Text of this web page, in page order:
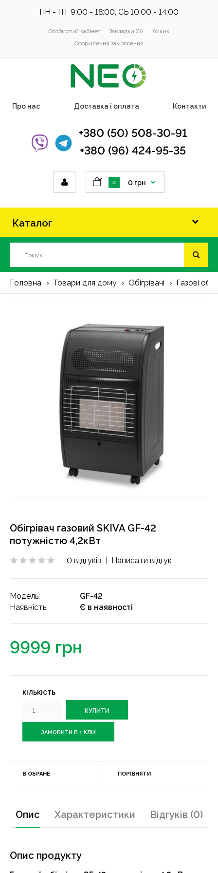
ПН - ПТ 9:00 - 18:00, СБ 10:00 - 14:00
Особистий кабінет Закладки (0)
Кошик
Оформлення замовлення
Про нас Доставка і оплата Контакти
+380 (50) 508-30-91
+380 (96) 424-95-35
0 0 грн
Каталог
Головна Товари для дому Обігрівачі Газові
Обігрівач газовий SKIVA GF-42
потужністю 4,2кВт
0 відгуків Написати відгук
Модель:
GF-42
Наявність:
Є в наявності
9999 грн
КІЛЬКІСТЬ
ЗАМОВИТИ В 1 КЛІК
В ОБРАНЕ ПОРІВНЯТИ
Опис Характеристики Відгуків (0)
Опис продукту